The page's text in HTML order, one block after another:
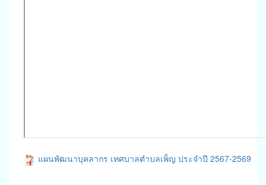
แผนพัฒนาบุคลากร เทศบาลตำบลเพ็ญ ประจำปี 2567-2569